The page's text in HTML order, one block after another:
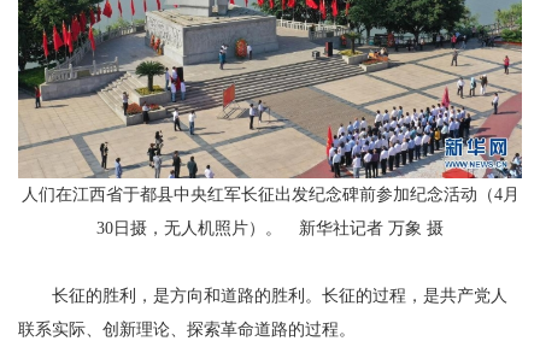
人们在江西省于都县中央红军长征出发纪念碑前参加纪念活动（4月
30日摄，无人机照片）。 新华社记者 万象 摄
长征的胜利，是方向和道路的胜利。长征的过程，是共产党人
联系实际、创新理论、探索革命道路的过程。